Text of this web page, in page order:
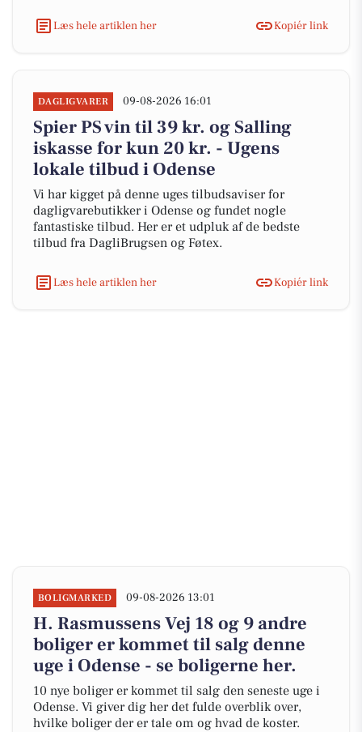
Læs hele artiklen her Kopiér link
DAGLIGVARER 09-08-2026 16:01
Spier PS vin til 39 kr. og Salling
iskasse for kun 20 kr. - Ugens
lokale tilbud i Odense
Vi har kigget på denne uges tilbudsaviser for
dagligvarebutikker i Odense og fundet nogle
fantastiske tilbud. Her er et udpluk af de bedste
tilbud fra DagliBrugsen og Føtex.
Læs hele artiklen her Kopiér link
BOLIGMARKED 09-08-2026 13:01
H. Rasmussens Vej 18 og 9 andre
boliger er kommet til salg denne
uge i Odense - se boligerne her.
10 nye boliger er kommet til salg den seneste uge i
Odense. Vi giver dig her det fulde overblik over,
hvilke boliger der er tale om og hvad de koster.